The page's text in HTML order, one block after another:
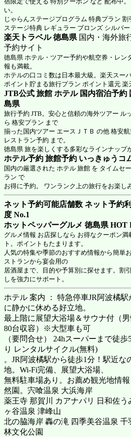
い。
じゃらんステージプログラム 特典プラン
ステージ特典 レギュラー ブロンズ シルバ
楽天トラベル 徳島県 国内・海外旅
予約サイト
徳島県 ホテル・ツアー予約や航空券・レン
報も満載。
ホテルの口コミ数は日本最大級。楽天スー
ポイント貯まる旅行プラン ポイント還元
JTB公式 旅館 ホテル 国内宿泊予約
島県
旅行予約 JTB。安心と信頼の海外ツアー ル
ら 格安プラン まで
揃った国内ツアー エースＪＴＢ の他 格安
レストラン予約 まで。
徳島県 旅を楽しくする多彩なラインナップ
ホテル予約 旅館予約 いっきゅうコ
国内の厳選された ホテル 旅館 を タイムセ
ラン で
お得に予約。 ワンランク上の旅行をお楽し
ネット予約可能店舗数 ネット予約
度 No.1
ホットペッパーグルメ 徳島県 HOT
グルメ情報 お店探しなら お得なクーポン
ト。ポイントもたまります。
人気の特集や季節のおすすめ情報から簡単
ストランから宴会用の
居酒屋まで、目的や予算別に探せます。割
しを強力にサポート。
ホテル 案内 ： 特急停車JR阿波橘
に静かに休める好立地。
最上階に展望大浴場＆サウナ付（男
80台収容）※大型車も可
（要問合せ） 24hスーパーまで徒
り レンタルサイクル(無料)
。JR阿波橘駅から徒歩1分！駅近な
地。Wi-Fi完備、展望大浴場、
無料駐車場あり。お薦め観光地情
然園。宍喰温泉 大浜海岸
薬王寺 那賀川 カアナパリ 日和佐う
ヶ谷温泉 津峰山
北の脇海岸 轟の滝 四季美谷温泉 千
林文化公園